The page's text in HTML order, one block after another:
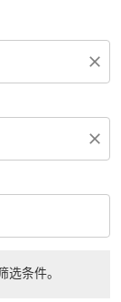
close
close
选条件。